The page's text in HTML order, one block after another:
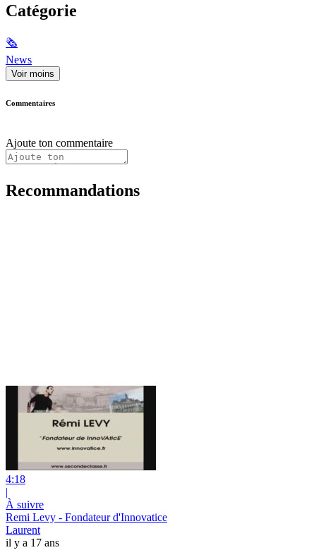
Catégorie
🗞
News
Voir moins
Commentaires
Ajoute ton commentaire
Recommandations
4:18
|
À suivre
Remi Levy - Fondateur d'Innovatice
Laurent
il y a 17 ans